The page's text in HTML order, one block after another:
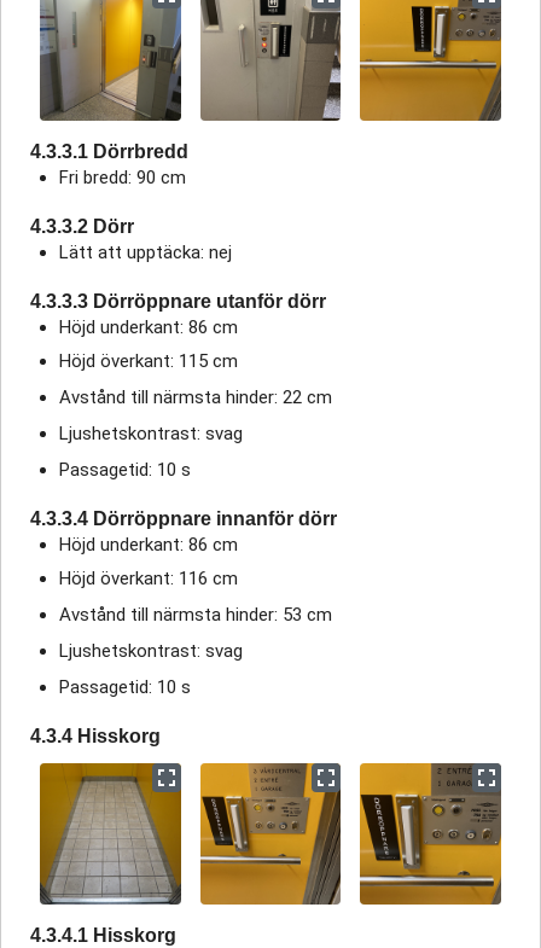
4.3.3.1 Dörrbredd
Fri bredd: 90 cm
4.3.3.2 Dörr
Lätt att upptäcka: nej
4.3.3.3 Dörröppnare utanför dörr
Höjd underkant: 86 cm
Höjd överkant: 115 cm
Avstånd till närmsta hinder: 22 cm
Ljushetskontrast: svag
Passagetid: 10 s
4.3.3.4 Dörröppnare innanför dörr
Höjd underkant: 86 cm
Höjd överkant: 116 cm
Avstånd till närmsta hinder: 53 cm
Ljushetskontrast: svag
Passagetid: 10 s
4.3.4 Hisskorg
4.3.4.1 Hisskorg